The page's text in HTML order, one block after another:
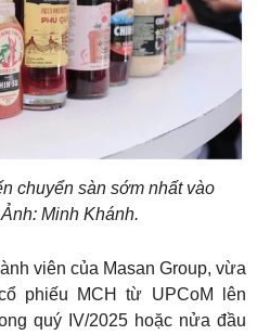
chuyển sàn sớm nhất vào
Minh Khánh.
viên của Masan Group, vừa
phiếu MCH từ UPCoM lên
quý IV/2025 hoặc nửa đầu